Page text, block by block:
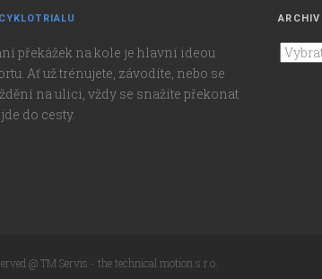
CYKLOTRIALU
překážek na kole je hlavní ideou
Ať už trénujete, závodíte, nebo se
na ulici, vždy se snažíte překonat
do cesty.
Archiv
@ TM Servis - the technical motion s.r.o.